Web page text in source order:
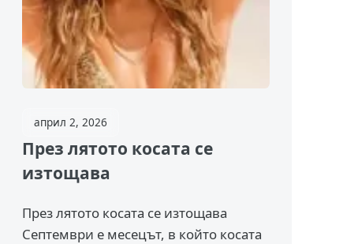
април 2, 2026
През лятото косата се
изтощава
През лятото косата се изтощава
Септември е месецът, в който косата